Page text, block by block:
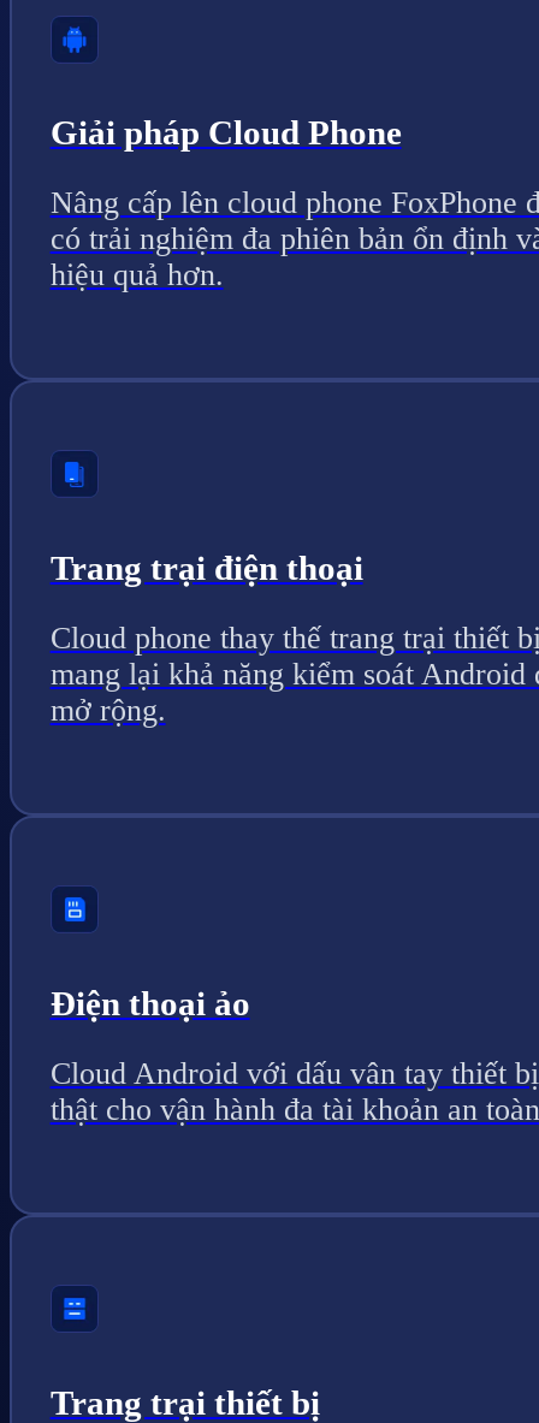
Giải pháp Cloud Phone
Nâng cấp lên cloud phone FoxPhone
có trải nghiệm đa phiên bản ổn định
hiệu quả hơn.
Trang trại điện thoại
Cloud phone thay thế trang trại thiết
mang lại khả năng kiểm soát Android
mở rộng.
Điện thoại ảo
Cloud Android với dấu vân tay thiết bị
thật cho vận hành đa tài khoản an
Trang trại thiết bị